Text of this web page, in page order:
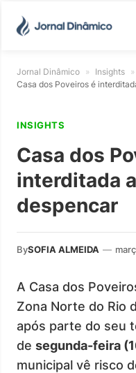
Jornal Dinâmico » Insights »
Casa dos Poveiros é
INSIGHTS
Casa dos
interditada
despencar
BySOFIA ALMEIDA —
A Casa dos
Zona Norte do Rio
após parte do seu
de segunda-feira
municipal vê risco